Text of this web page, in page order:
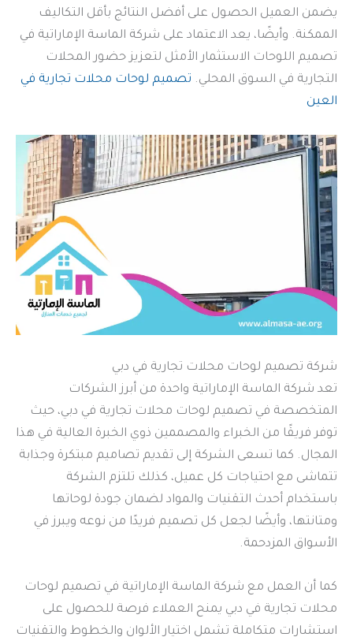
يضمن العميل الحصول على أفضل النتائج بأقل التكاليف
الممكنة. وأيضًا، يعد الاعتماد على شركة الماسة الإماراتية في
تصميم اللوحات الاستثمار الأمثل لتعزيز حضور المحلات
التجارية في السوق المحلي. تصميم لوحات محلات تجارية في
العين
شركة تصميم لوحات محلات تجارية في دبي
تعد شركة الماسة الإماراتية واحدة من أبرز الشركات
المتخصصة في تصميم لوحات محلات تجارية في دبي، حيث
توفر فريقًا من الخبراء والمصممين ذوي الخبرة العالية في هذا
المجال. كما تسعى الشركة إلى تقديم تصاميم مبتكرة وجذابة
تتماشى مع احتياجات كل عميل، كذلك تلتزم الشركة
باستخدام أحدث التقنيات والمواد لضمان جودة لوحاتها
ومتانتها، وأيضًا لجعل كل تصميم فريدًا من نوعه ويبرز في
الأسواق المزدحمة.
كما أن العمل مع شركة الماسة الإماراتية في تصميم لوحات
محلات تجارية في دبي يمنح العملاء فرصة للحصول على
استشارات متكاملة تشمل اختيار الألوان والخطوط والتقنيات